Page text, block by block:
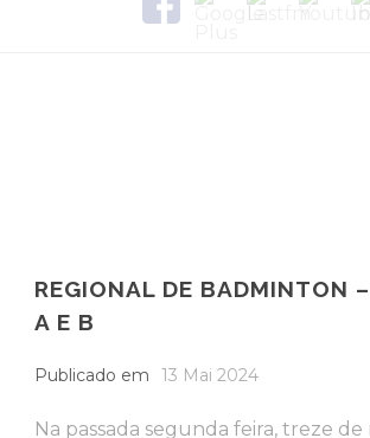
REGIONAL DE BADMINTON
A E B
Publicado em 13 Mai 2024
Na passada segunda feira, treze de